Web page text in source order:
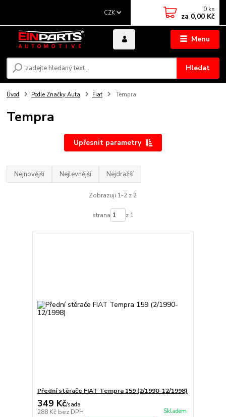
Menu
CZK
Hledat
0 ks
za 0,00 Kč
Úvod Podle Značky Auta Fiat Tempra
Tempra
Upřesnit parametry
Nejnovější Nejlevnější Nejdražší
Zobrazuji 1-2 z 2
strana z 1
Přední stěrače FIAT Tempra 159 (2/1990-12/1998)
349 Kč/sada
288 Kč bez DPH Skladem